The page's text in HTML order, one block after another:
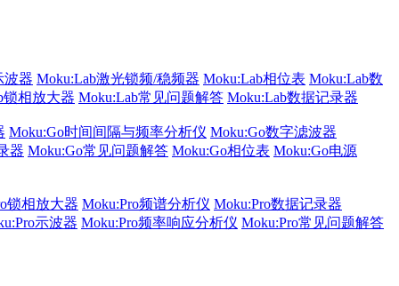
波器 Moku:Lab激光锁频/稳频器 Moku:Lab相位表 Moku:Lab数
锁相放大器 Moku:Lab常见问题解答 Moku:Lab数据记录器
Moku:Go时间间隔与频率分析仪 Moku:Go数字滤波器
器 Moku:Go常见问题解答 Moku:Go相位表 Moku:Go电源
锁相放大器 Moku:Pro频谱分析仪 Moku:Pro数据记录器
示波器 Moku:Pro频率响应分析仪 Moku:Pro常见问题解答